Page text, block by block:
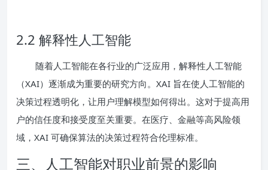
2.2 解释性人工智能
随着人工智能在各行业的广泛应用，解释性人工智能
（XAI）逐渐成为重要的研究方向。XAI 旨在使人工智能的
决策过程透明化，让用户理解模型如何得出。这对于提高用
户的信任度和接受度至关重要。在医疗、金融等高风险领
域，XAI 可确保算法的决策过程符合伦理标准。
三、人工智能对职业前景的影响